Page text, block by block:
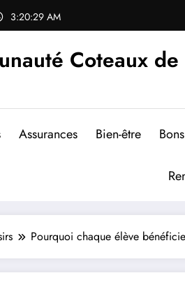
3:20:31 AM
Coteaux
Assurances Bien-être
Pourquoi chaque élève